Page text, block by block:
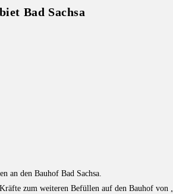
Bad Sachsa
an den Bauhof Bad Sachsa.
zum weiteren Befüllen auf den Bauhof